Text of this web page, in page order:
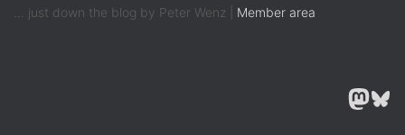
... just down the blog by Peter Wenz | Member area
MASTODON